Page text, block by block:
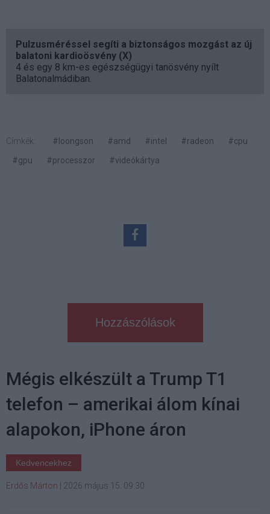
Pulzusméréssel segíti a biztonságos mozgást az új
balatoni kardioösvény (X)
4 és egy 8 km-es egészségügyi tanösvény nyílt
Balatonalmádiban.
Címkék: #loongson #amd #intel #radeon
#cpu
#gpu
#processzor #videókártya
Hozzászólások
Mégis elkészült a Trump T1
telefon – amerikai álom kínai
alapokon, iPhone áron
Kedvencekhez
Erdős Márton 2026 május 15. 09:30